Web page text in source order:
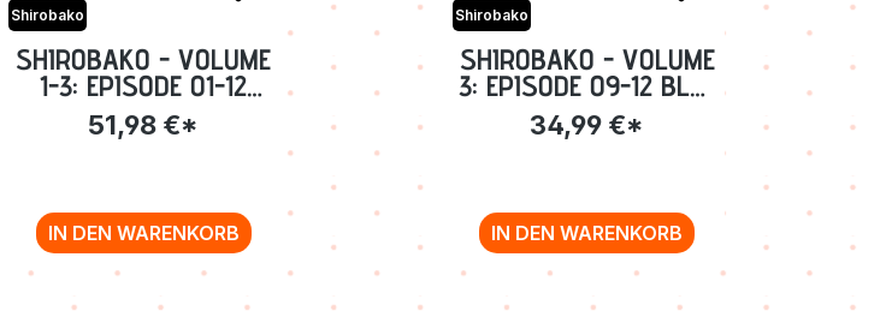
Shirobako
SHIROBAKO - VOLUME
1-3: EPISODE 01-12
INKL.
SAMMELSCHUBER
51,98 €*
IN DEN WARENKORB
Shirobako
SHIROBAKO - VOLUME
3: EPISODE 09-12 BLU-
RAY
34,99 €*
IN DEN WARENKORB